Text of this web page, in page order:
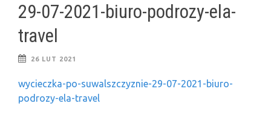
29-07-2021-biuro-podrozy-ela-
travel
26 LUT 2021
wycieczka-po-suwalszczyznie-29-07-2021-biuro-
podrozy-ela-travel